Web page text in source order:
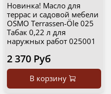
Новинка! Масло для
террас и садовой мебели
OSMO Terrassen-Öle 025
Табак 0,22 л для
наружных работ 025001
2 370 Руб
В корзину